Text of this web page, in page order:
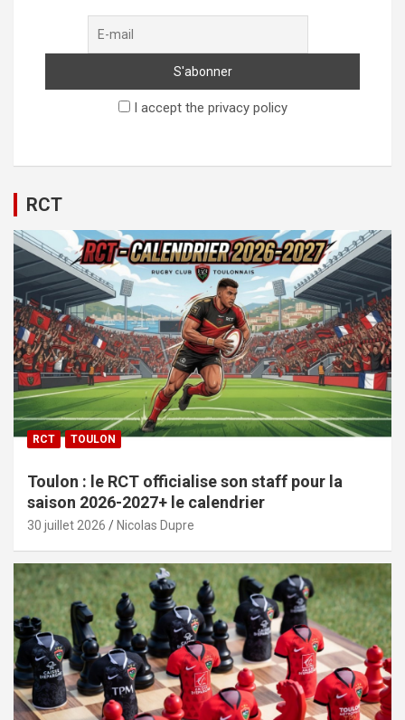
I accept the privacy policy
RCT
RCT TOULON
Toulon : le RCT officialise son staff pour la
saison 2026-2027+ le calendrier
30 juillet 2026 Nicolas Dupre